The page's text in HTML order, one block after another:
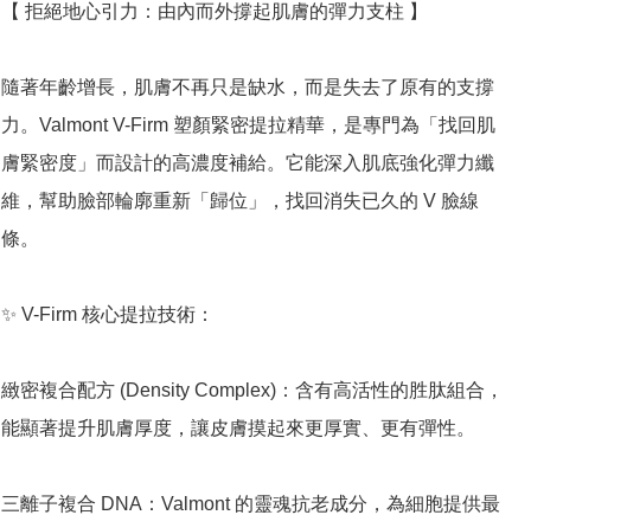
【 拒絕地心引力：由內而外撐起肌膚的彈力支柱 】
隨著年齡增長，肌膚不再只是缺水，而是失去了原有的支撐
力。Valmont V-Firm 塑顏緊密提拉精華，是專門為「找回肌
膚緊密度」而設計的高濃度補給。它能深入肌底強化彈力纖
維，幫助臉部輪廓重新「歸位」，找回消失已久的 V 臉線
條。
✨ V-Firm 核心提拉技術：
緻密複合配方 (Density Complex)：含有高活性的胜肽組合，
能顯著提升肌膚厚度，讓皮膚摸起來更厚實、更有彈性。
三離子複合 DNA：Valmont 的靈魂抗老成分，為細胞提供最